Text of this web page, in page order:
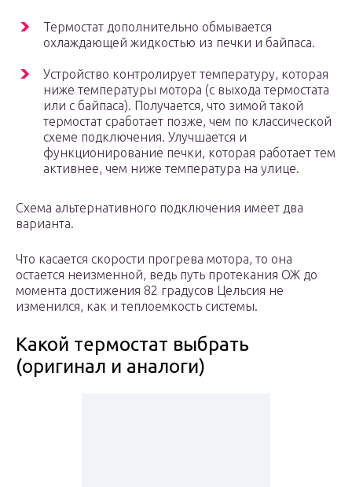
Термостат дополнительно обмывается
охлаждающей жидкостью из печки и байпаса.
Устройство контролирует температуру, которая
ниже температуры мотора (с выхода термостата
или с байпаса). Получается, что зимой такой
термостат сработает позже, чем по классической
схеме подключения. Улучшается и
функционирование печки, которая работает тем
активнее, чем ниже температура на улице.
Схема альтернативного подключения имеет два
варианта.
Что касается скорости прогрева мотора, то она
остается неизменной, ведь путь протекания ОЖ до
момента достижения 82 градусов Цельсия не
изменился, как и теплоемкость системы.
Какой термостат выбрать
(оригинал и аналоги)